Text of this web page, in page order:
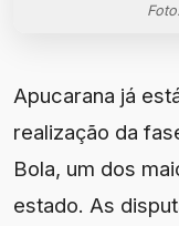
Apucarana já
realização da
Bola, um dos
estado. As